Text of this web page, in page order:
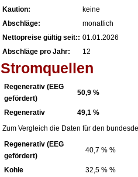
Kaution:
keine
Abschläge:
monatlich
Nettopreise gültig seit:: 01.01.2026
Abschläge pro Jahr:
12
Stromquellen
Regenerativ (EEG
gefördert)
50,9 %
Regenerativ
49,1 %
Zum Vergleich die Daten für den
Regenerativ (EEG
gefördert)
40,7 % %
Kohle
32,5 % %